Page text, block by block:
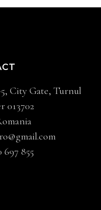
City Gate, Turnul
013702
697 855